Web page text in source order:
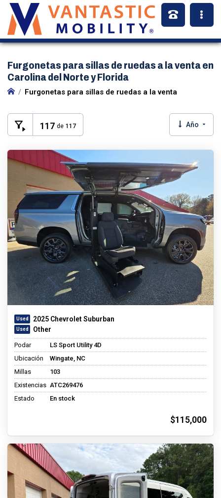
Furgonetas para sillas de ruedas a la venta en
Carolina del Norte y Florida
Furgonetas para sillas de ruedas a la venta
117 de 117 Año
2025 Chevrolet Suburban
Other
Podar
LS Sport Utility 4D
Ubicación
Wingate, NC
Millas
103
Existencias ATC269476
Estado
En stock
$115,000